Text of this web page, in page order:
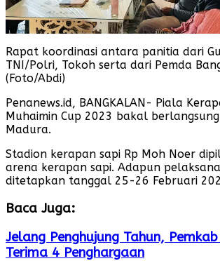
Rapat koordinasi antara panitia dari
TNI/Polri, Tokoh serta dari Pemda
(Foto/Abdi)
Penanews.id, BANGKALAN- Piala
Muhaimin Cup 2023 bakal
Madura.
Stadion kerapan sapi Rp Moh Noer
arena kerapan sapi. Adapun
ditetapkan tanggal 25-26 Februari
Baca Juga:
Jelang Penghujung Tahun,
Terima 4 Penghargaan